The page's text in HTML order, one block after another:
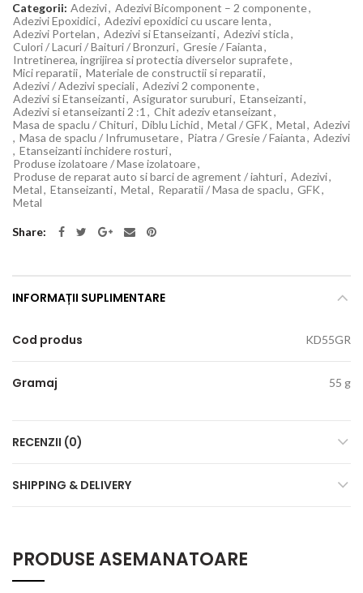
Categorii: Adezivi, Adezivi Bicomponent – 2 componente,
Adezivi Epoxidici, Adezivi epoxidici cu uscare lenta,
Adezivi Portelan, Adezivi si Etanseizanti, Adezivi sticla,
Culori / Lacuri / Baituri / Bronzuri, Gresie / Faianta,
Intretinerea, ingrijirea si protectia diverselor suprafete,
Mici reparatii, Materiale de constructii si reparatii,
Adezivi / Adezivi speciali, Adezivi 2 componente,
Adezivi si Etanseizanti, Asigurator suruburi, Etanseizanti,
Adezivi si etanseizanti 2 :1 , Chit adeziv etanseizant,
Masa de spaclu / Chituri, Diblu Lichid, Metal / GFK, Metal, Adezivi
, Masa de spaclu / Infrumusetare, Piatra / Gresie / Faianta, Adezivi
, Etanseizanti inchidere rosturi,
Produse izolatoare / Mase izolatoare,
Produse de reparat auto si barci de agrement / iahturi, Adezivi,
Metal, Etanseizanti, Metal, Reparatii / Masa de spaclu, GFK,
Metal
Share
INFORMAȚII SUPLIMENTARE
Cod produs KD55GR
Gramaj 55 g
RECENZII (0)
SHIPPING & DELIVERY
PRODUSE ASEMANATOARE